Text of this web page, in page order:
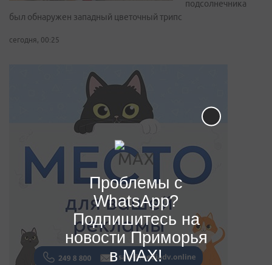
подсолнечника
был обнаружен западный цветочный трипс
сегодня, 00:25
Проблемы с
WhatsApp?
Подпишитесь на
новости Приморья
в MAX!